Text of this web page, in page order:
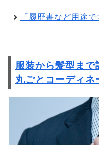
「履歴書など用途
服装から髪型ま
丸ごとコーディネ